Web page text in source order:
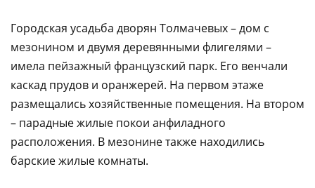
Городская усадьба дворян Толмачевых – дом с
мезонином и двумя деревянными флигелями –
имела пейзажный французский парк. Его венчали
каскад прудов и оранжерей. На первом этаже
размещались хозяйственные помещения. На втором
– парадные жилые покои анфиладного
расположения. В мезонине также находились
барские жилые комнаты.